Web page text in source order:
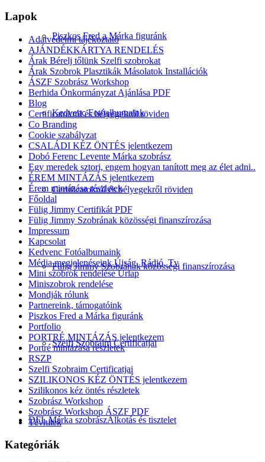
Piszkos Fred a Márka figuránk
Kedvenc Fotóalbumaink
Certificatokról és bélyegekről röviden
Fülig Jimmy Szobrának közösségi finanszírozása
Szelfi Szobraim Certificatjai
DFL Márka szobrászAlkotás és tisztelet
Lapok
Adatvédelmi tájékoztató
AJÁNDÉKKÁRTYA RENDELÉS
Árak Bérelj tőlünk Szelfi szobrokat
Árak Szobrok Plasztikák Másolatok Installációk
ÁSZF Szobrász Workshop
Berhida Önkormányzat Ajánlása PDF
Blog
Certificatokról és bélyegekről röviden
Co Branding
Cookie szabályzat
CSALÁDI KÉZ ÖNTÉS jelentkezem
Dobó Ferenc Levente Márka szobrász
Egy meredek sztori, engem hogyan tanított meg az élet adni..
ÉREM MINTÁZÁS jelentkezem
Érem mintázása részletek
Főoldal
Fülig Jimmy Certifikát PDF
Fülig Jimmy Szobrának közösségi finanszírozása
Impressum
Kapcsolat
Kedvenc Fotóalbumaink
Média megjelenéseink Újság, Rádió, Tv
Mini szobrok rendelése Űrlap
Miniszobrok rendelése
Mondják rólunk
Partnereink, támogatóink
Piszkos Fred a Márka figuránk
Portfolio
PORTRÉ MINTÁZÁS jelentkezem
Portré mintázása részletek
RSZP
Szelfi Szobraim Certificatjai
SZILIKONOS KÉZ ÖNTÉS jelentkezem
Szilikonos kéz öntés részletek
Szobrász Workshop
Szobrász Workshop ÁSZF PDF
Tévhitek
Kategóriák